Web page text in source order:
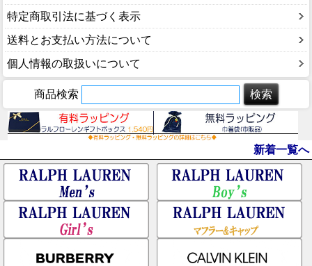
特定商取引法に基づく表示
送料とお支払い方法について
個人情報の取扱いについて
商品検索
新着一覧へ